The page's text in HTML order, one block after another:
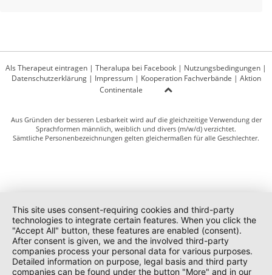
Als Therapeut eintragen | Theralupa bei Facebook | Nutzungsbedingungen |
Datenschutzerklärung| Impressum| Kooperation Fachverbände | Aktion
Continentale
Aus Gründen der besseren Lesbarkeit wird auf die gleichzeitige Verwendung der
Sprachformen männlich, weiblich und divers (m/w/d) verzichtet.
Sämtliche Personenbezeichnungen gelten gleichermaßen für alle Geschlechter.
This site uses consent-requiring cookies and third-party
technologies to integrate certain features. When you click the
"Accept All" button, these features are enabled (consent).
After consent is given, we and the involved third-party
companies process your personal data for various purposes.
Detailed information on purpose, legal basis and third party
companies can be found under the button "More" and in our